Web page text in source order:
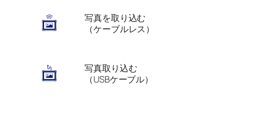
写真を取り込む
（ケーブルレス）
写真取り込む
（USBケーブル）